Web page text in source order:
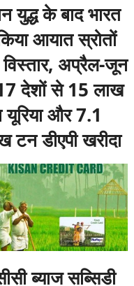
युद्ध के बाद भारत
आयात स्रोतों
अप्रैल-जून
देशों से 15 लाख
और 7.1
टन डीएपी खरीदा
ब्याज सब्सिडी